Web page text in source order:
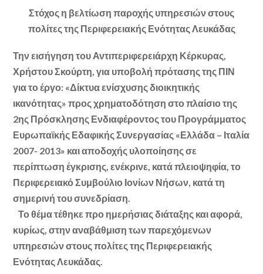
Στόχος η βελτίωση παροχής υπηρεσιών στους
πολίτες της Περιφερειακής Ενότητας Λευκάδας
Την εισήγηση του Αντιπεριφερειάρχη Κέρκυρας,
Χρήστου Σκούρτη, για υποβολή πρότασης της ΠΙΝ
για το έργο: «Δίκτυα ενίσχυσης διοικητικής
ικανότητας» προς χρηματοδότηση στο πλαίσιο της
2ης Πρόσκλησης Ενδιαφέροντος του Προγράμματος
Ευρωπαϊκής Εδαφικής Συνεργασίας «Ελλάδα – Ιταλία
2007- 2013» και αποδοχής υλοποίησης σε
περίπτωση έγκρισης, ενέκρινε, κατά πλειοψηφία, το
Περιφερειακό Συμβούλιο Ιονίων Νήσων, κατά τη
σημερινή του συνεδρίαση.
Το θέμα τέθηκε προ ημερήσιας διάταξης και αφορά,
κυρίως, στην αναβάθμιση των παρεχόμενων
υπηρεσιών στους πολίτες της Περιφερειακής
Ενότητας Λευκάδας.